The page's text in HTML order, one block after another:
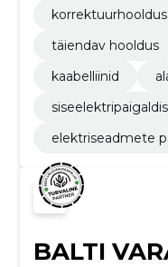
korrektuurhooldus
täiendav hooldus
kaabelliinid
elektriseadmete
BALTI